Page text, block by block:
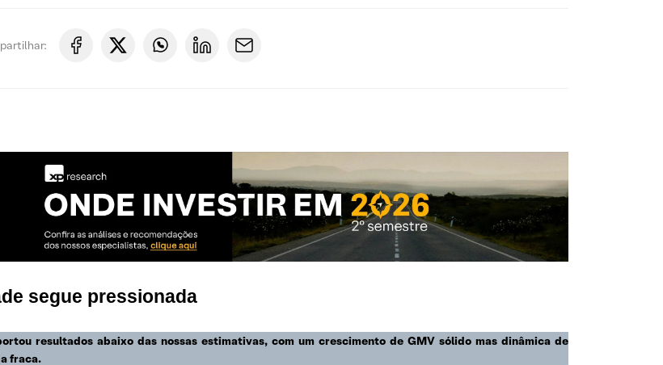
segue pressionada
resultados abaixo das nossas estimativas, com um crescimento de GMV sólido mas dinâmica de
fraca.